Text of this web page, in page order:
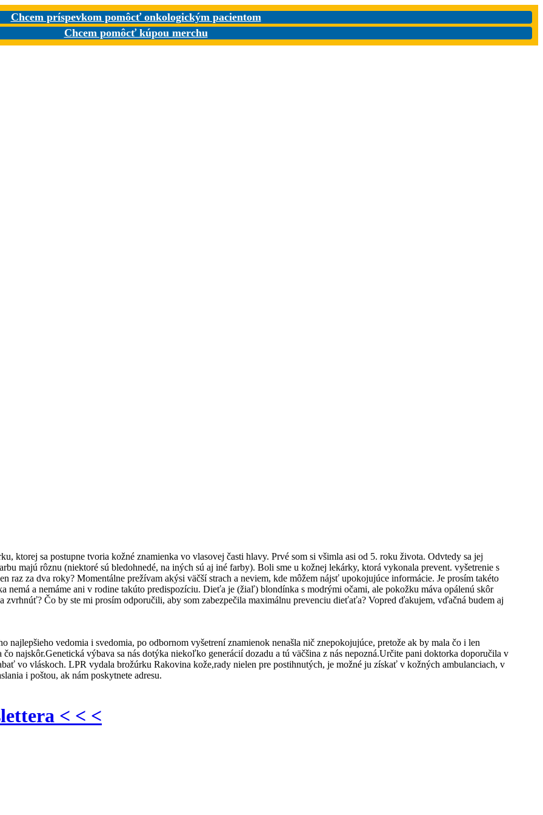
Chcem príspevkom pomôcť onkologickým pacientom
Chcem pomôcť kúpou merchu
ktorej sa postupne tvoria kožné znamienka vo vlasovej časti hlavy. Prvé som si všimla asi od 5. roku života. Odvtedy sa jej
majú rôznu (niektoré sú bledohnedé, na iných sú aj iné farby). Boli sme u kožnej lekárky, ktorá vykonala prevent. vyšetrenie s
raz za dva roky? Momentálne prežívam akýsi väčší strach a neviem, kde môžem nájsť upokojujúce informácie. Je prosím takéto
nemá a nemáme ani v rodine takúto predispozíciu. Dieťa je (žiaľ) blondínka s modrými očami, ale pokožku máva opálenú skôr
zvrhnúť? Čo by ste mi prosím odporučili, aby som zabezpečila maximálnu prevenciu dieťaťa? Vopred ďakujem, vďačná budem aj
najlepšieho vedomia i svedomia, po odbornom vyšetrení znamienok nenašla nič znepokojujúce, pretože ak by mala čo i len
najskôr.Genetická výbava sa nás dotýka niekoľko generácií dozadu a tú väčšina z nás nepozná.Určite pani doktorka doporučila v
vo vláskoch. LPR vydala brožúrku Rakovina kože,rady nielen pre postihnutých, je možné ju získať v kožných ambulanciach, v
i poštou, ak nám poskytnete adresu.
< < <